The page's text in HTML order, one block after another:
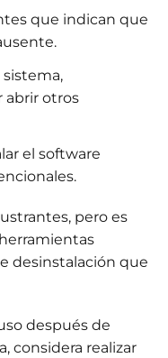
que indican que
abrir otros
el software
pero es
desinstalación que
después de
considera realizar